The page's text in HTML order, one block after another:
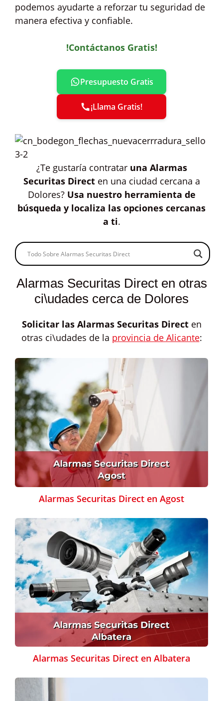
podemos ayudarte a reforzar tu seguridad de
manera efectiva y confiable.
!Contáctanos Gratis!
Presupuesto Gratis
¡Llama Gratis!
¿Te gustaría contratar una Alarmas
Securitas Directen una ciudad cercana a
Dolores? Usa nuestro herramienta de
búsqueda y localiza las opciones cercanas
a ti.
Alarmas Securitas Direct en otras
ci\udades cerca de Dolores
Solicitar las Alarmas Securitas Directen
otras ci\udades de la provincia de Alicante:
Alarmas Securitas Direct en Agost
Alarmas Securitas Direct en Albatera